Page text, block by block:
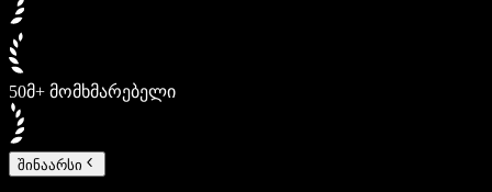
50მ+ მომხმარებელი
შინაარსი